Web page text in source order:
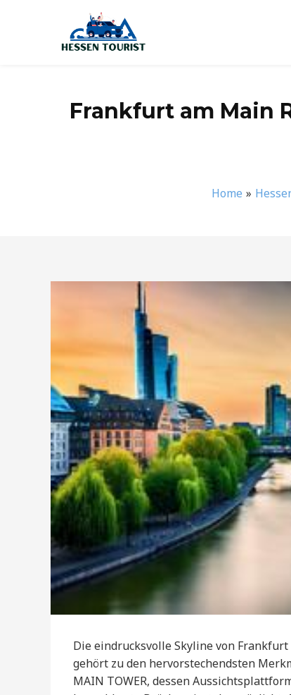
Frankfurt am Main
Home
Die eindrucksvolle Skyline von
gehört zu den hervorstechendsten
MAIN TOWER, dessen